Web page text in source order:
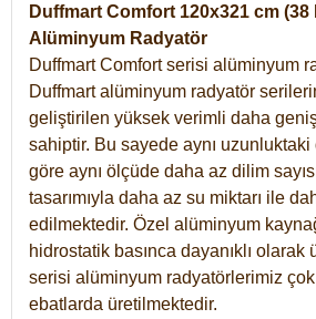
Duffmart Comfort 120x321 cm (38
Alüminyum Radyatör
Duffmart Comfort serisi alüminyum
Duffmart alüminyum radyatör
geliştirilen yüksek verimli daha
sahiptir. Bu sayede aynı
göre aynı ölçüde daha az dilim
tasarımıyla daha az su miktarı ile
edilmektedir. Özel alüminyum
hidrostatik basınca dayanıklı olarak
serisi alüminyum radyatörlerimiz
ebatlarda üretilmektedir.